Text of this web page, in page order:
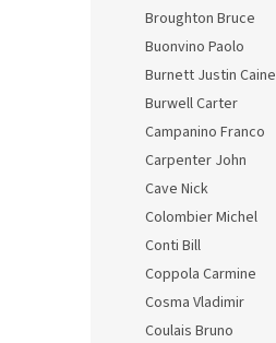
Broughton Bruce
Buonvino Paolo
Burnett Justin Caine
Burwell Carter
Campanino Franco
Carpenter John
Cave Nick
Colombier Michel
Conti Bill
Coppola Carmine
Cosma Vladimir
Coulais Bruno